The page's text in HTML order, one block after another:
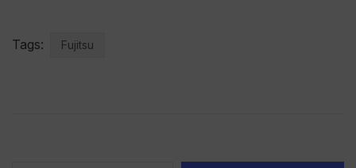
Tags: Fujitsu